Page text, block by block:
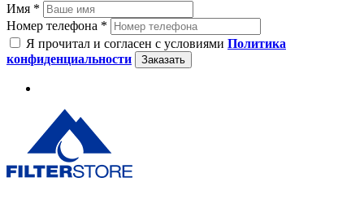
Имя *
Номер телефона *
Я прочитал и согласен с условиями Политика
конфиденциальности
Заказать